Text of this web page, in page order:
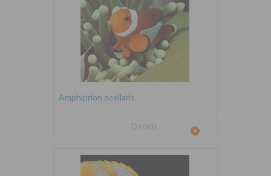
Amphiprion ocellaris
Détails